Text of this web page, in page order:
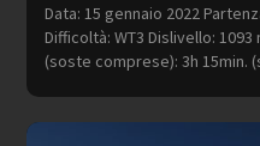
Data: 15 gennaio 2022
Difficoltà: WT3 Dislivello:
(soste comprese): 3h 15min.